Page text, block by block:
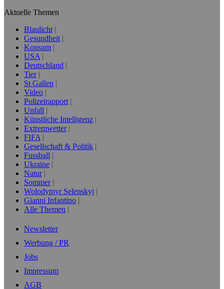
Aktuelle Themen
Blaulicht
Gesundheit
Konsum
USA
Deutschland
Tier
St Gallen
Video
Polizeirapport
Unfall
Künstliche Intelligenz
Extremwetter
FIFA
Gesellschaft & Politik
Fussball
Ukraine
Natur
Sommer
Wolodymyr Selenskyj
Gianni Infantino
Alle Themen
Newsletter
Werbung / PR
Jobs
Impressum
AGB